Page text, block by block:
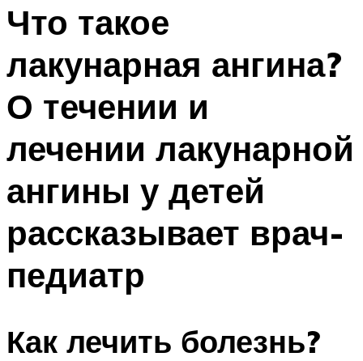
Что такое
лакунарная ангина?
О течении и
лечении лакунарной
ангины у детей
рассказывает врач-
педиатр
Как лечить болезнь?